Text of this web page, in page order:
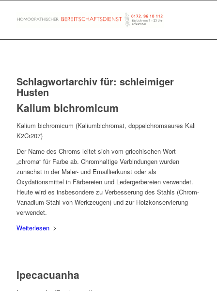
Schlagwortarchiv für: schleimiger
Husten
Kalium bichromicum
Kalium bichromicum (Kaliumbichromat, doppelchromsaures Kali
K2Cr207)
Der Name des Chroms leitet sich vom griechischen Wort
„chroma“ für Farbe ab. Chromhaltige Verbindungen wurden
zunächst in der Maler- und Emaillierkunst oder als
Oxydationsmittel in Färbereien und Ledergerbereien verwendet.
Heute wird es insbesondere zu Verbesserung des Stahls (Chrom-
Vanadium-Stahl von Werkzeugen) und zur Holzkonservierung
verwendet.
Weiterlesen
Ipecacuanha